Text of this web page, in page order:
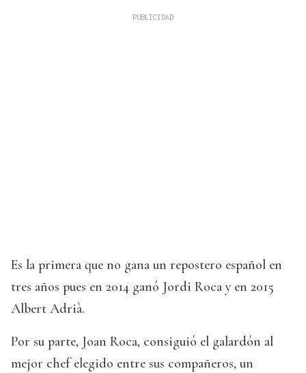
Es la primera que no gana un repostero español en
tres años pues en 2014 ganó Jordi Roca y en 2015
Albert Adrià.
Por su parte, Joan Roca, consiguió el galardón al
mejor chef elegido entre sus compañeros, un